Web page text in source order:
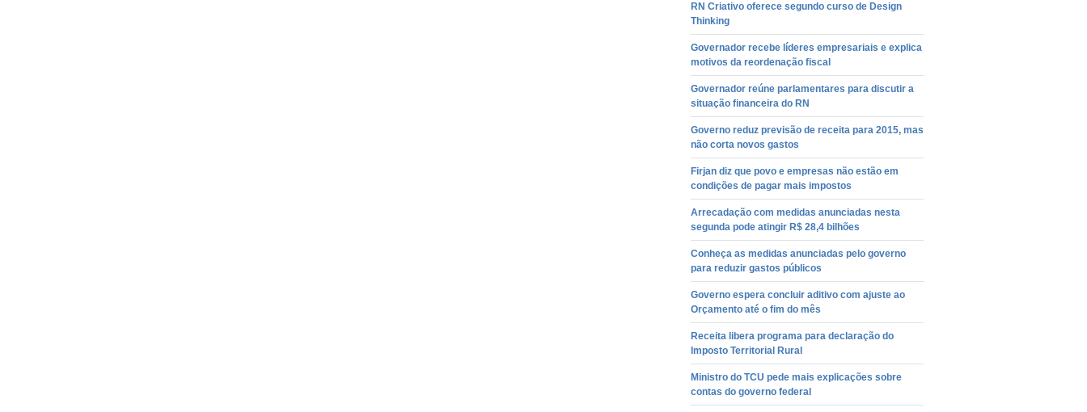
RN Criativo oferece segundo curso de Design
Thinking
Governador recebe líderes empresariais e explica
motivos da reordenação fiscal
Governador reúne parlamentares para discutir a
situação financeira do RN
Governo reduz previsão de receita para 2015, mas
não corta novos gastos
Firjan diz que povo e empresas não estão em
condições de pagar mais impostos
Arrecadação com medidas anunciadas nesta
segunda pode atingir R$ 28,4 bilhões
Conheça as medidas anunciadas pelo governo
para reduzir gastos públicos
Governo espera concluir aditivo com ajuste ao
Orçamento até o fim do mês
Receita libera programa para declaração do
Imposto Territorial Rural
Ministro do TCU pede mais explicações sobre
contas do governo federal